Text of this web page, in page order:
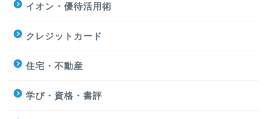
イオン・優待活用術
クレジットカード
住宅・不動産
学び・資格・書評